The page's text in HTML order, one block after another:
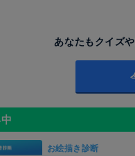
あなたもクイズ
お絵描き診断